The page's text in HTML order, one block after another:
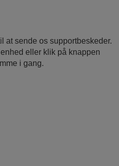
at sende os supportbeskeder.
eller klik på knappen
i gang.